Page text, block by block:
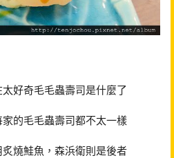
好奇毛毛蟲壽司是什麼了
的毛毛蟲壽司都不太一樣
燒鮭魚，森浜衛則是後者